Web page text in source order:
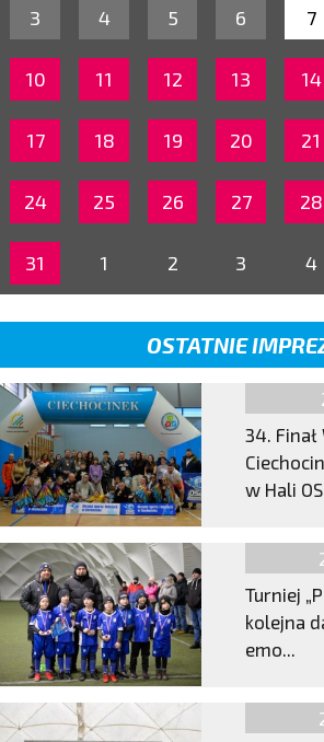
3 4 5 6 7
10 11 12 13 14
17 18 19 20 21
24 25 26 27 28
31 1 2 3 4
OSTATNIE
34. Finał
w Hali
Turniej
kolejna
emo...